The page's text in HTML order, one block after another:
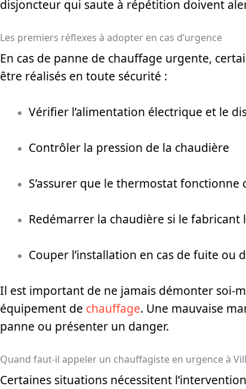
disjoncteur qui saute à répétition doivent
Les premiers réflexes à adopter en cas d’urgence
En cas de panne de chauffage urgente,
être réalisés en toute sécurité :
Vérifier l’alimentation électrique et le
Contrôler la pression de la chaudière
S’assurer que le thermostat
Redémarrer la chaudière si le fabricant
Couper l’installation en cas de fuite ou
Il est important de ne jamais démonter soi-
équipement de chauffage. Une mauvaise
panne ou présenter un danger.
Quand faut-il appeler un chauffagiste en urgence à
Certaines situations nécessitent